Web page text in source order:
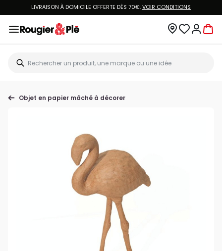
LIVRAISON À DOMICILE OFFERTE DÈS 70€.VOIR CONDITIONS
Objet en papier mâché à décorer